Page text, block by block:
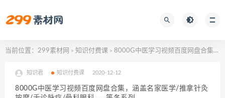
当前位置： 299素材网 > 知识付费课 > 8000G中医学习视频百度网盘合集，涵盖名家医学/推拿针灸按摩/舌诊脉疗/骨科眼科……等各系列
知识君 知识付费课 2020-12-12
8000G中医学习视频百度网盘合集，涵盖名家医学/推拿针灸